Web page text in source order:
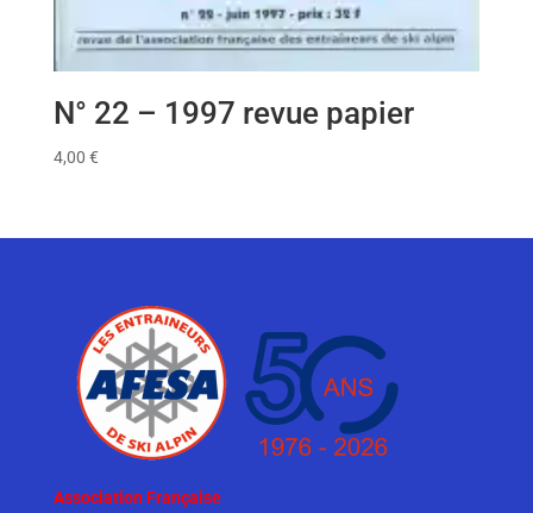
N° 22 – 1997 revue papier
4,00 €
Association Française